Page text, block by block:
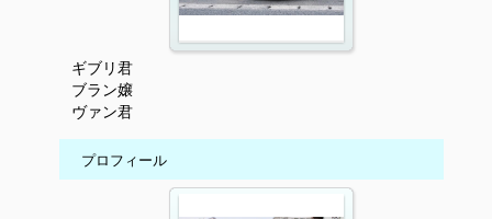
ギブリ君
ブラン嬢
ヴァン君
プロフィール